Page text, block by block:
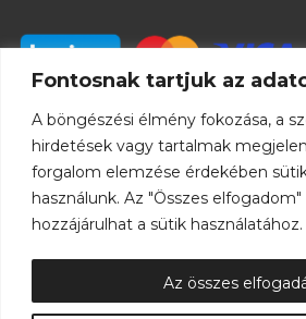
Fontosnak tartjuk az
A böngészési élmény fokozása, a
hirdetések vagy tartalmak
forgalom elemzése érdekében
használunk. Az "Összes
hozzájárulhat a sütik használatához.
Az összes